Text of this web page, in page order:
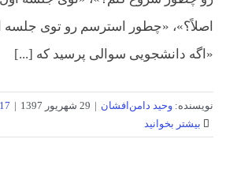
اصلاً؟»، «چطور استرسم رو توی جلسه
«اگه دانشجویی سوالی پرسید که [...]
نویسنده: وحید دامن‌افشان | 29 شهریور 1397 | 17 نظر
بیشتر بخوانید